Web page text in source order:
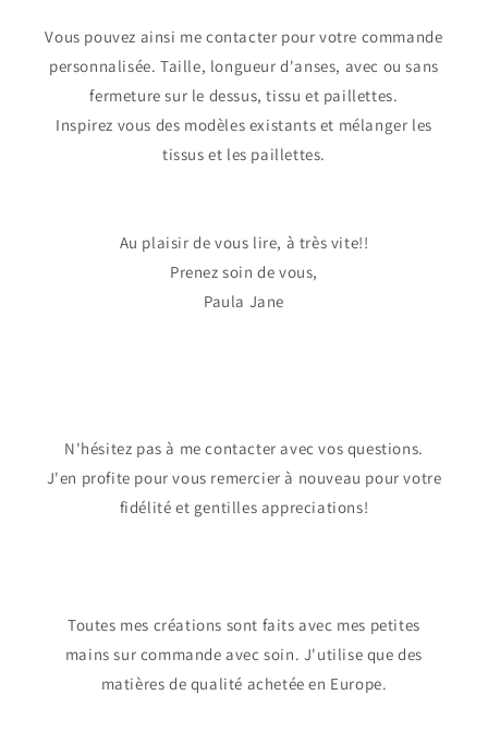
Vous pouvez ainsi me contacter pour votre commande
personnalisée. Taille, longueur d'anses, avec ou sans
fermeture sur le dessus, tissu et paillettes.
Inspirez vous des modèles existants et mélanger les
tissus et les paillettes.
Au plaisir de vous lire, à très vite!!
Prenez soin de vous,
Paula Jane
N'hésitez pas à me contacter avec vos questions.
J'en profite pour vous remercier à nouveau pour votre
fidélité et gentilles appreciations!
Toutes mes créations sont faits avec mes petites
mains sur commande avec soin. J'utilise que des
matières de qualité achetée en Europe.